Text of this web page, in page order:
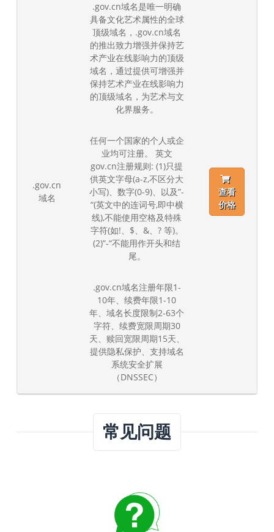
.gov.cn
域名
.gov.cn域名是唯一明确
具备文化艺术属性的全球
顶级域名，.gov.cn域名
的推出致力增强并保持艺
术产业在线影响力的顶级
域名，通过提供可增强并
保持艺术产业在线影响力
的顶级域名，为艺术与文
化界服务。
任何一个国家的个人或企
业均可注册。 英文
gov.cn注册规则: (1)只提
供英文字母(a-z,不区分大
小写)、数字(0-9)、以及”-
“(英文中的连词号,即中横
线),不能使用空格及特殊
字符(如!、$、&、? 等)。
(2)”-“不能用作开头和结
尾。
.gov.cn域名注册年限1-
10年、续费年限1-10
年、域名长度限制2-63个
字符、续费宽限周期30
天、赎回宽限周期15天、
提供隐私保护、支持域名
系统安全扩展
（DNSSEC）
查看
价格
常见问题